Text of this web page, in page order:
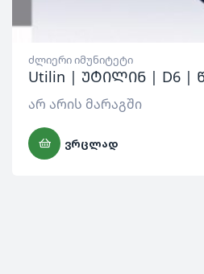
ძლიერი იმუნიტეტი
Utilin | უტილინ | D6 |
არ არის მარაგში
ᲕᲠᲪᲚᲐᲓ